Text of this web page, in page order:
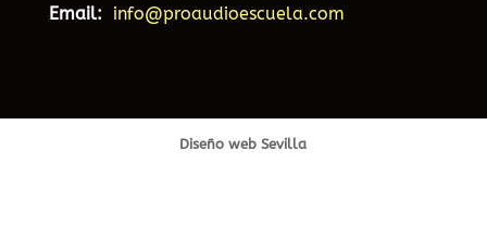
Email:
info@proaudioescuela.com
Diseño web Sevilla